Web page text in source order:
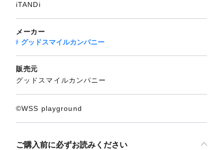
iTANDi
メーカー
グッドスマイルカンパニー
販売元
グッドスマイルカンパニー
©WSS playground
ご購入前に必ずお読みください